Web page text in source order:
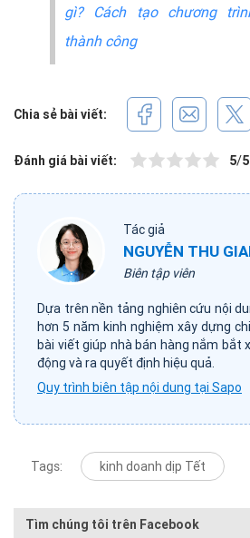
gì? Cách tạo chương
thành công
Chia sẻ bài viết:
Đánh giá bài viết: 5/5
Tác giả
NGUYỄN THU
Biên tập viên
Dựa trên nền tảng nghiên cứu nội
hơn 5 năm kinh nghiệm xây dựng
bài viết giúp nhà bán hàng nắm bắt
động và ra quyết định hiệu quả.
Quy trình biên tập nội dung tại Sapo
Tags: kinh doanh dịp Tết
Tìm chúng tôi trên Facebook